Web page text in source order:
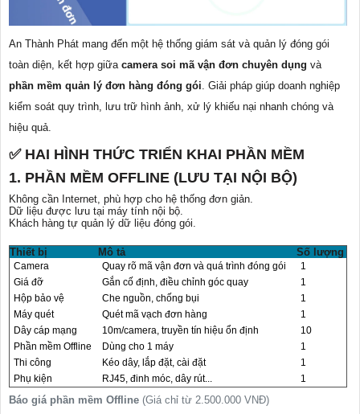
An Thành Phát mang đến một hệ thống giám sát và quản lý đóng gói
toàn diện, kết hợp giữa camera soi mã vận đơn chuyên dụng và
phần mềm quản lý đơn hàng đóng gói . Giải pháp giúp doanh nghiệp
kiểm soát quy trình, lưu trữ hình ảnh, xử lý khiếu nại nhanh chóng và
hiệu quả.
✅ HAI HÌNH THỨC TRIỂN KHAI PHẦN MỀM
1. PHẦN MỀM OFFLINE (LƯU TẠI NỘI BỘ)
Không cần Internet, phù hợp cho hệ thống đơn giản.
Dữ liệu được lưu tại máy tính nội bộ.
Khách hàng tự quản lý dữ liệu đóng gói.
Báo giá phần mềm Offline (Giá chỉ từ 2.500.000 VNĐ)
Thiết bị Mô tả Số lượng
Camera Quay rõ mã vận đơn và quá trình đóng gói
1
Giá đỡ
Gắn cố định, điều chỉnh góc quay
1
Hộp bảo vệ
Che nguồn, chống bụi
1
Máy quét
Quét mã vạch đơn hàng
1
Dây cáp mạng
10m/camera, truyền tín hiệu ổn định
10
Phần mềm Offline
Dùng cho 1 máy
1
Thi công
Kéo dây, lắp đặt, cài đặt
1
Phụ kiện
RJ45, đinh móc, dây rút... 1